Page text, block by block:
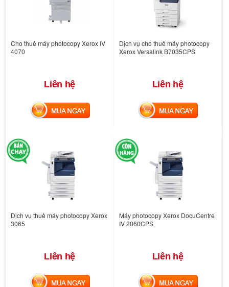
Cho thuê máy photocopy Xerox IV
4070
Liên hệ
MUA NGAY
Dịch vụ cho thuê máy photocopy
Xerox Versalink B7035CPS
Liên hệ
MUA NGAY
Dịch vụ thuê máy photocopy Xerox
3065
Liên hệ
MUA NGAY
Máy photocopy Xerox DocuCentre
IV 2060CPS
Liên hệ
MUA NGAY